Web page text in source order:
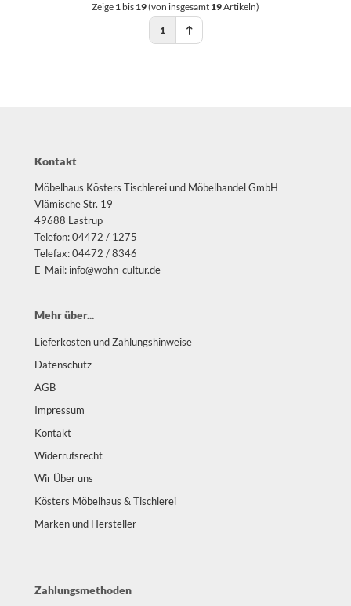
Zeige 1 bis 19(von insgesamt 19Artikeln)
1
Kontakt
Möbelhaus Kösters Tischlerei und Möbelhandel GmbH
Vlämische Str. 19
49688 Lastrup
Telefon: 04472 / 1275
Telefax: 04472 / 8346
E-Mail: info@wohn-cultur.de
Mehr über...
Lieferkosten und Zahlungshinweise
Datenschutz
AGB
Impressum
Kontakt
Widerrufsrecht
Wir Über uns
Kösters Möbelhaus & Tischlerei
Marken und Hersteller
Zahlungsmethoden